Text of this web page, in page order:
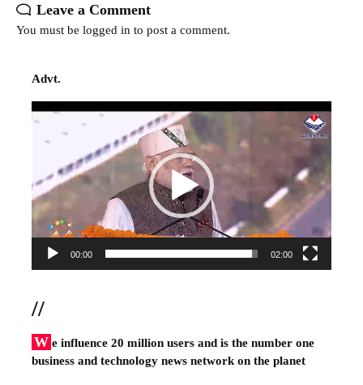
Leave a Comment
You must be logged in to post a comment.
Advt.
Video
00:00 02:00
//
W e influence 20 million users and is the number one
business and technology news network on the planet